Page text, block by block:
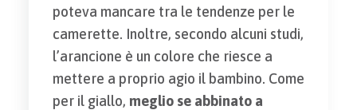
poteva mancare tra le tendenze per le
camerette. Inoltre, secondo alcuni studi,
l’arancione è un colore che riesce a
mettere a proprio agio il bambino. Come
per il giallo, meglio se abbinato a